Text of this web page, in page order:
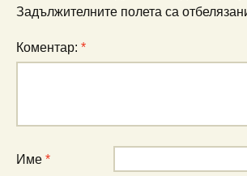
Задължителните полета са
Коментар: *
Име *